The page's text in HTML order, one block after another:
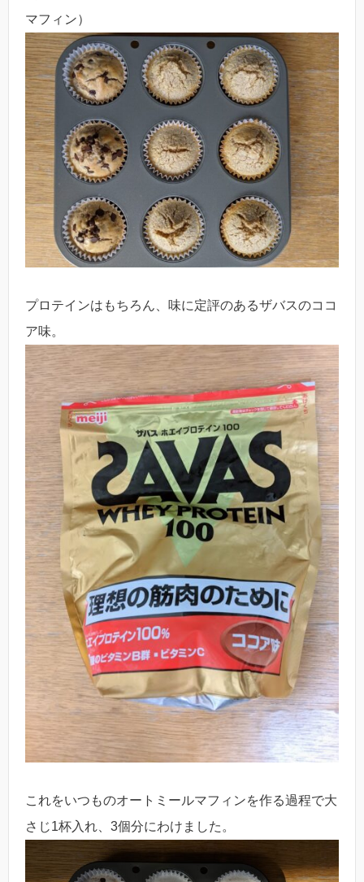
マフィン）
プロテインはもちろん、味に定評のあるザバスのココ
ア味。
これをいつものオートミールマフィンを作る過程で大
さじ1杯入れ、3個分にわけました。